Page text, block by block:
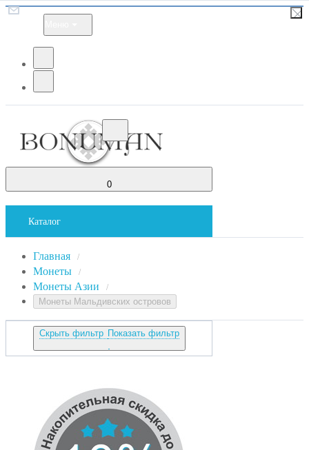
0
Каталог
Главная /
Монеты /
Монеты Азии /
Монеты Мальдивских островов
Скрыть фильтр Показать фильтр